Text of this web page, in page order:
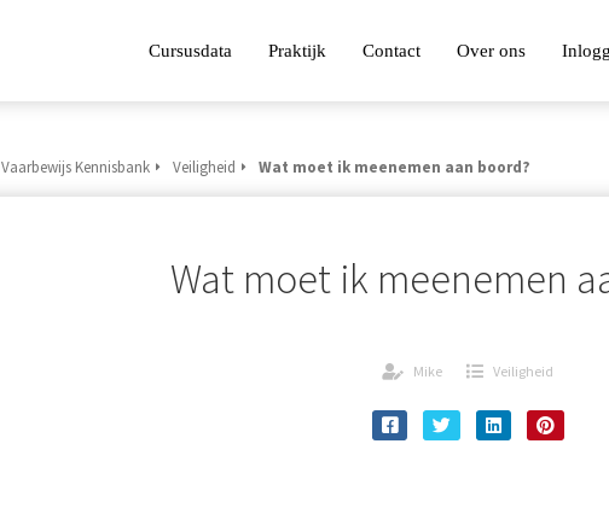
Cursusdata Praktijk Contact Over ons
Vaarbewijs Kennisbank Veiligheid Wat moet ik meenemen aan boord?
Wat moet ik meenemen
Mike Veiligheid